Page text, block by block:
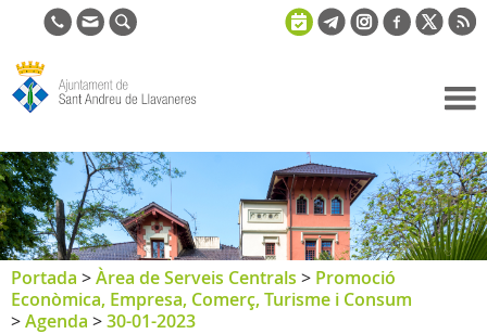
de Sant
Andreu de
Llavaneres
Portada >Àrea de Serveis Centrals > Promoció
Econòmica, Empresa, Comerç, Turisme i Consum
>Agenda >30-01-2023